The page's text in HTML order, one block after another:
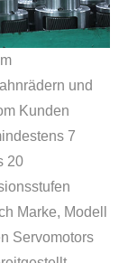
und
Kunden
7
20
Marke, Modell
Servomotors